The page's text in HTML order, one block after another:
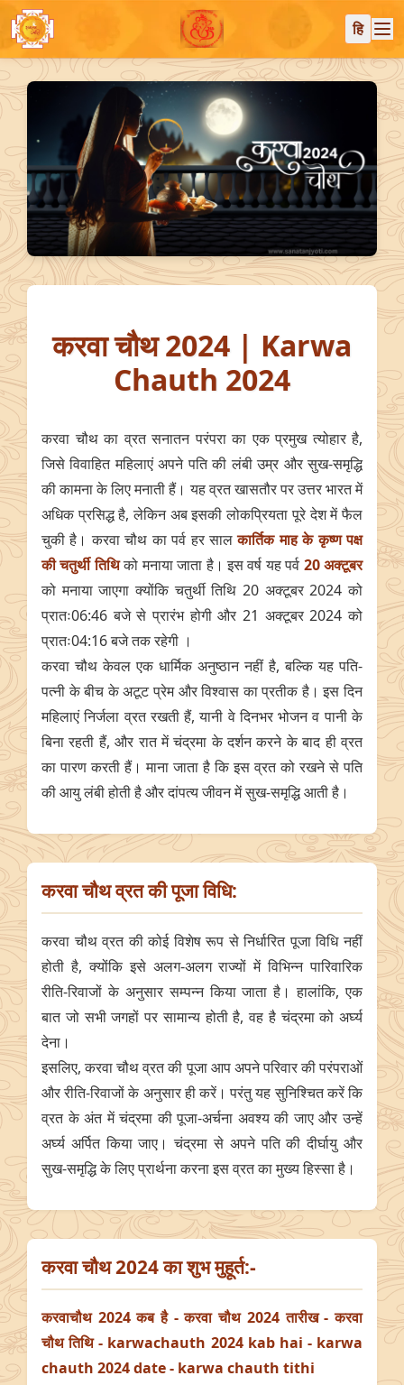
हि
करवा चौथ 2024 | Karwa
Chauth 2024
करवा चौथ का व्रत सनातन परंपरा का एक प्रमुख त्योहार है,
जिसे विवाहित महिलाएं अपने पति की लंबी उम्र और सुख-समृद्धि
की कामना के लिए मनाती हैं। यह व्रत खासतौर पर उत्तर भारत में
अधिक प्रसिद्ध है, लेकिन अब इसकी लोकप्रियता पूरे देश में फैल
चुकी है। करवा चौथ का पर्व हर सालकार्तिक माह के कृष्ण पक्ष
की चतुर्थी तिथिको मनाया जाता है। इस वर्ष यह पर्व 20 अक्टूबर
को मनाया जाएगा क्योंकि चतुर्थी तिथि 20 अक्टूबर 2024 को
प्रातः06:46 बजे से प्रारंभ होगी और 21 अक्टूबर 2024 को
प्रातः04:16 बजे तक रहेगी ।
करवा चौथ केवल एक धार्मिक अनुष्ठान नहीं है, बल्कि यह पति-
पत्नी के बीच के अटूट प्रेम और विश्वास का प्रतीक है। इस दिन
महिलाएं निर्जला व्रत रखती हैं, यानी वे दिनभर भोजन व पानी के
बिना रहती हैं, और रात में चंद्रमा के दर्शन करने के बाद ही व्रत
का पारण करती हैं। माना जाता है कि इस व्रत को रखने से पति
की आयु लंबी होती है और दांपत्य जीवन में सुख-समृद्धि आती है।
करवा चौथ व्रत की पूजा विधि:
करवा चौथ व्रत की कोई विशेष रूप से निर्धारित पूजा विधि नहीं
होती है, क्योंकि इसे अलग-अलग राज्यों में विभिन्न पारिवारिक
रीति-रिवाजों के अनुसार सम्पन्न किया जाता है। हालांकि, एक
बात जो सभी जगहों पर सामान्य होती है, वह है चंद्रमा को अर्घ्य
देना।
इसलिए, करवा चौथ व्रत की पूजा आप अपने परिवार की परंपराओं
और रीति-रिवाजों के अनुसार ही करें। परंतु यह सुनिश्चित करें कि
व्रत के अंत में चंद्रमा की पूजा-अर्चना अवश्य की जाए और उन्हें
अर्घ्य अर्पित किया जाए। चंद्रमा से अपने पति की दीर्घायु और
सुख-समृद्धि के लिए प्रार्थना करना इस व्रत का मुख्य हिस्सा है।
करवा चौथ 2024 का शुभ मुहूर्त:-
करवाचौथ 2024 कब है - करवा चौथ 2024 तारीख - करवा
चौथ तिथि - karwachauth 2024 kab hai - karwa
chauth 2024 date - karwa chauth tithi